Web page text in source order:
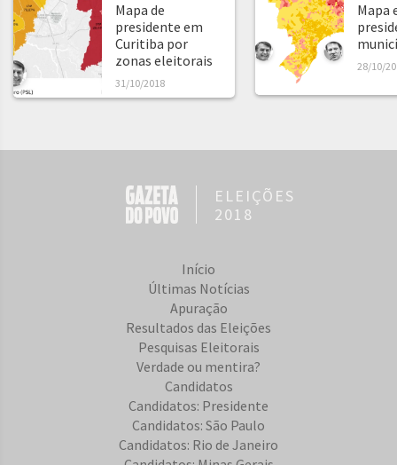
Mapa de
presidente em
Curitiba por
zonas eleitorais
31/10/2018
Mapa
28/10/
ELEIÇÕES
2018
Início
Últimas Notícias
Apuração
Resultados das Eleições
Pesquisas Eleitorais
Verdade ou mentira?
Candidatos
Candidatos: Presidente
Candidatos: São Paulo
Candidatos: Rio de Janeiro